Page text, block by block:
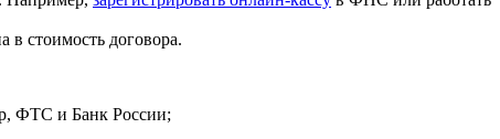
стоимость договора.
ФТС и Банк России;